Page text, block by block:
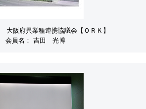
阪府異業種連携協議会【ＯＲＫ】
会員名： 吉田 光博